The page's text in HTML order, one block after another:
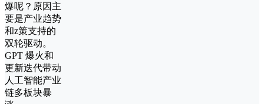
爆呢？原因主
要是产业趋势
和z策支持的
双轮驱动。
GPT 爆火和
更新迭代带动
人工智能产业
链多板块暴